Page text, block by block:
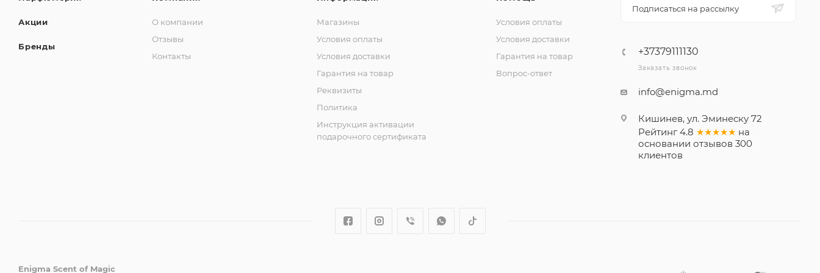
Акции
Бренды
О компании
Отзывы
Контакты
Магазины
Условия оплаты
Условия доставки
Гарантия на товар
Реквизиты
Политика
Инструкция активации
подарочного сертификата
Условия оплаты
Условия доставки
Гарантия на товар
Вопрос-ответ
Подписаться на рассылку
+37379111130
Заказать звонок
info@enigma.md
Кишинев, ул. Эминеску 72
Рейтинг 4.8 ★★★★★ на
основании отзывов 300
клиентов
Enigma Scent of Magic